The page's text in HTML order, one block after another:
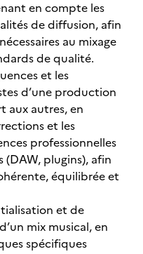
en compte les
de diffusion, afin
au mixage
de qualité.
et les
d’une production
aux autres, en
et les
professionnelles
(DAW, plugins), afin
équilibrée et
et de
mix musical, en
spécifiques